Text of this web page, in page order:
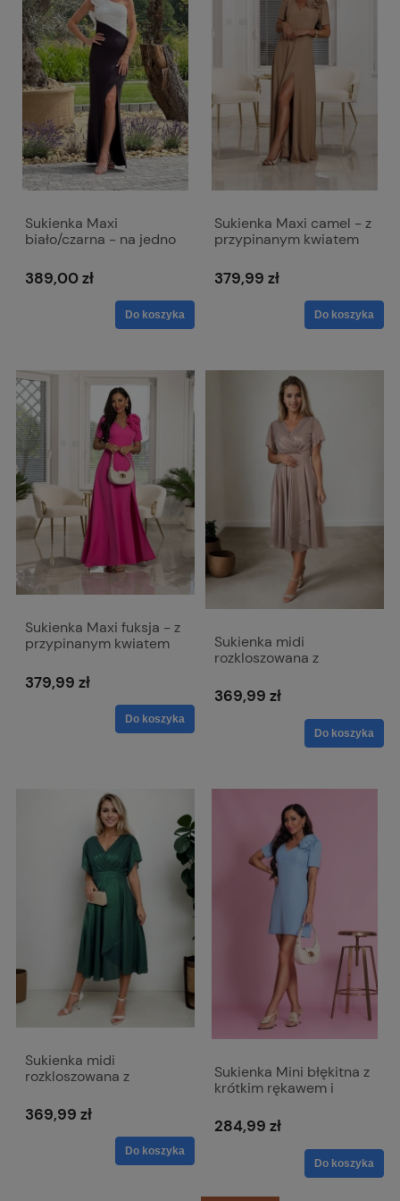
Sukienka Maxi
biało/czarna - na jedno
389,00 zł
Do koszyka
Sukienka Maxi camel - z
przypinanym kwiatem
379,99 zł
Do koszyka
Sukienka Maxi fuksja - z
przypinanym kwiatem
379,99 zł
Do koszyka
Sukienka midi
rozkloszowana z
Viki połyskująca beż
369,99 zł
Do koszyka
Sukienka midi
rozkloszowana z
Viki połyskująca zielona
369,99 zł
Do koszyka
Sukienka Mini błękitna z
krótkim rękawem i
Emma
284,99 zł
Do koszyka